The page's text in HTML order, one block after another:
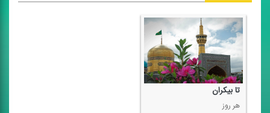
تا بیكران
هر روز